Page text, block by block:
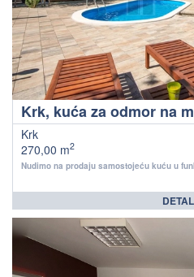
Krk
270,00 m2
Nudimo na prodaju samostojeću kuću u